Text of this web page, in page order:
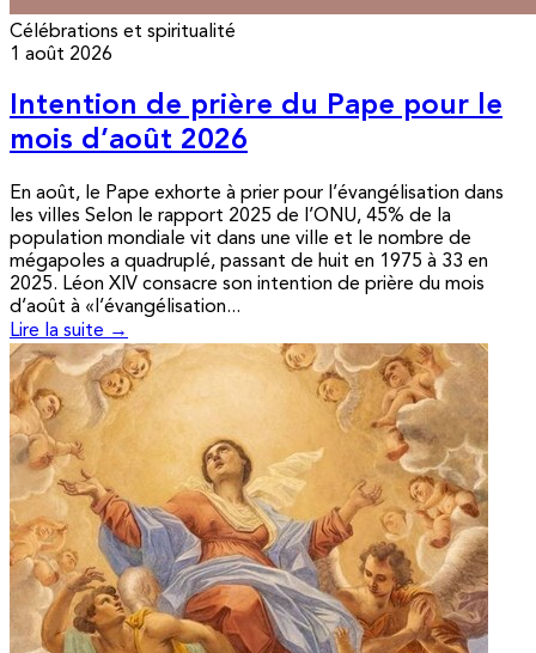
Célébrations et spiritualité
1 août 2026
Intention de prière du Pape pour le
mois d’août 2026
En août, le Pape exhorte à prier pour l’évangélisation dans
les villes Selon le rapport 2025 de l’ONU, 45% de la
population mondiale vit dans une ville et le nombre de
mégapoles a quadruplé, passant de huit en 1975 à 33 en
2025. Léon XIV consacre son intention de prière du mois
d’août à «l’évangélisation...
Lire la suite →